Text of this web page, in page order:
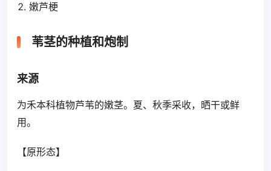
嫩芦梗
苇茎的种植和炮制
来源
为禾本科植物芦苇的嫩茎。夏、秋季采收，晒干或鲜
用。
【原形态】